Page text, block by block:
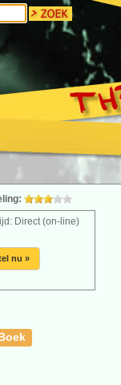
Direct (on-line)
nu »